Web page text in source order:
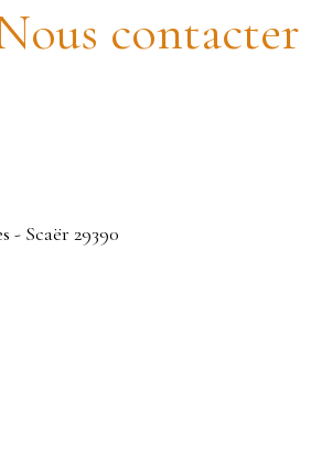
contacter
- Scaër 29390